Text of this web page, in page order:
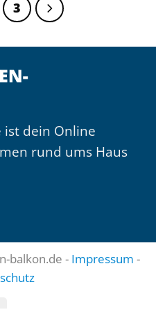
3
ist dein Online
rund ums Haus
balkon.de - Impressum -